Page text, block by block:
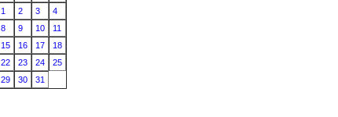
1
2 3
4
8 9 10
11
15 16 17
18
22 23 24
25
29 30 31